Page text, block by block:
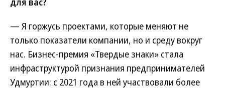
— Я горжусь проектами, которые меняют не
только показатели компании, но и среду вокруг
нас. Бизнес-премия «Твердые знаки» стала
инфраструктурой признания предпринимателей
Удмуртии: с 2021 года в ней участвовали более